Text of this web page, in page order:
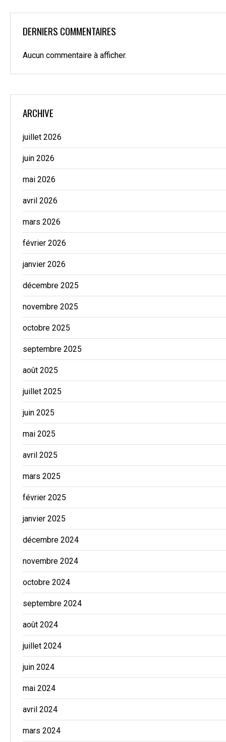
DERNIERS COMMENTAIRES
Aucun commentaire à afficher.
ARCHIVE
juillet 2026
juin 2026
mai 2026
avril 2026
mars 2026
février 2026
janvier 2026
décembre 2025
novembre 2025
octobre 2025
septembre 2025
août 2025
juillet 2025
juin 2025
mai 2025
avril 2025
mars 2025
février 2025
janvier 2025
décembre 2024
novembre 2024
octobre 2024
septembre 2024
août 2024
juillet 2024
juin 2024
mai 2024
avril 2024
mars 2024